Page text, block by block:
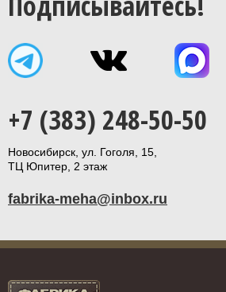
+7 (383) 248-50-50
Новосибирск, ул. Гоголя, 15,
ТЦ Юпитер, 2 этаж
fabrika-meha@inbox.ru